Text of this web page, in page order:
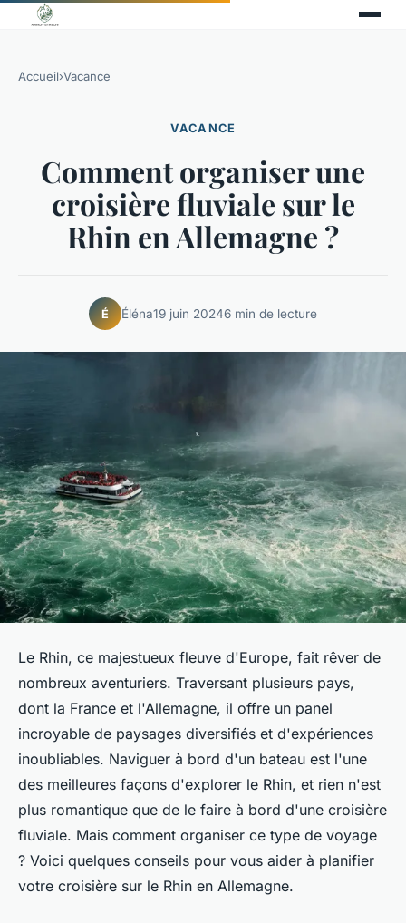
Accueil›Vacance
VACANCE
Comment organiser une
croisière fluviale sur le
Rhin en Allemagne ?
É Éléna19 juin 20246 min de lecture
Le Rhin, ce majestueux fleuve d'Europe, fait rêver de
nombreux aventuriers. Traversant plusieurs pays,
dont la France et l'Allemagne, il offre un panel
incroyable de paysages diversifiés et d'expériences
inoubliables. Naviguer à bord d'un bateau est l'une
des meilleures façons d'explorer le Rhin, et rien n'est
plus romantique que de le faire à bord d'une croisière
fluviale. Mais comment organiser ce type de voyage
? Voici quelques conseils pour vous aider à planifier
votre croisière sur le Rhin en Allemagne.